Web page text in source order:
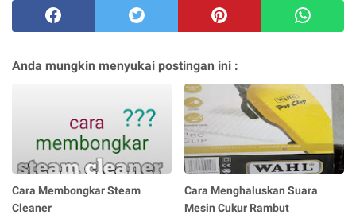
Anda mungkin menyukai postingan ini :
Cara Membongkar Steam
Cleaner
Cara Menghaluskan Suara
Mesin Cukur Rambut